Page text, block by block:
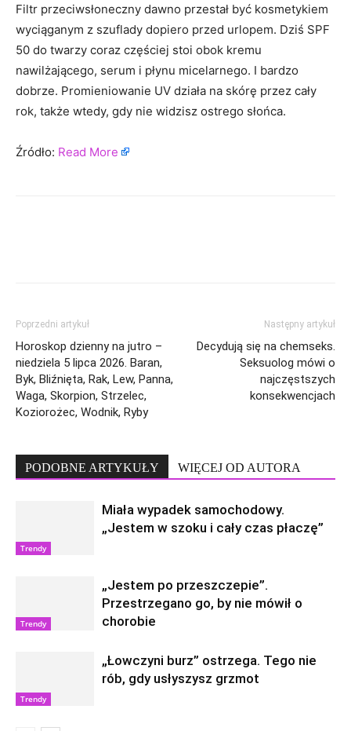
Filtr przeciwsłoneczny dawno przestał być kosmetykiem
wyciąganym z szuflady dopiero przed urlopem. Dziś SPF
50 do twarzy coraz częściej stoi obok kremu
nawilżającego, serum i płynu micelarnego. I bardzo
dobrze. Promieniowanie UV działa na skórę przez cały
rok, także wtedy, gdy nie widzisz ostrego słońca.
Źródło: Read More
Poprzedni artykuł
Horoskop dzienny na jutro –
niedziela 5 lipca 2026. Baran,
Byk, Bliźnięta, Rak, Lew, Panna,
Waga, Skorpion, Strzelec,
Koziorożec, Wodnik, Ryby
Następny artykuł
Decydują się na chemseks.
Seksuolog mówi o
najczęstszych
konsekwencjach
PODOBNE ARTYKUŁY WIĘCEJ OD AUTORA
Trendy
Miała wypadek samochodowy.
„Jestem w szoku i cały czas płaczę”
Trendy
„Jestem po przeszczepie”.
Przestrzegano go, by nie mówił o
chorobie
Trendy
„Łowczyni burz” ostrzega. Tego nie
rób, gdy usłyszysz grzmot